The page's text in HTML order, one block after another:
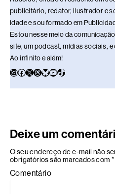
publicitário, redator, ilustrador e
idade e sou formado em
Estou nesse meio da
site, um podcast, mídias sociais,
Ao infinito e além!
Deixe um
O seu endereço de e-mail não
obrigatórios são marcados com *
Comentário